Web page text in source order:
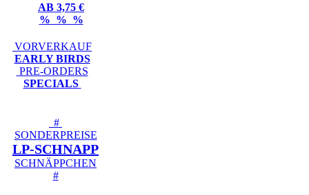
AB 3,75 €
% % %
VORVERKAUF
EARLY BIRDS
PRE-ORDERS
SPECIALS
#
SONDERPREISE
LP-SCHNAPP
SCHNÄPPCHEN
#